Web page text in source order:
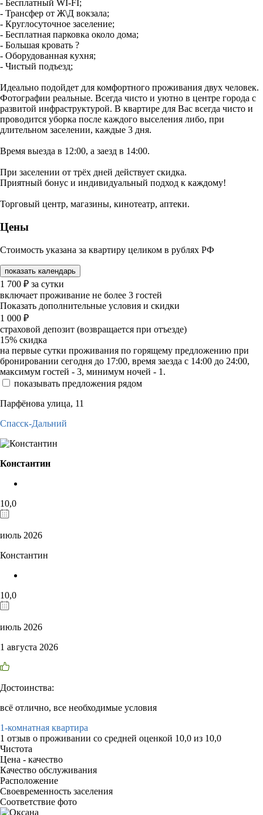
- Бесплатный WI-FI;
- Трансфер от Ж\Д вокзала;
- Круглосуточное заселение;
- Бесплатная парковка около дома;
- Большая кровать ?
- Оборудованная кухня;
- Чистый подъезд;
Идеально подойдет для комфортного проживания двух человек.
Фотографии реальные. Всегда чисто и уютно в центре города с
развитой инфраструктурой. В квартире для Вас всегда чисто и
проводится уборка после каждого выселения либо, при
длительном заселении, каждые 3 дня.
Время выезда в 12:00, а заезд в 14:00.
При заселении от трёх дней действует скидка.
Приятный бонус и индивидуальный подход к каждому!
Торговый центр, магазины, кинотеатр, аптеки.
Цены
Стоимость указана за квартиру целиком в рублях РФ
показать календарь
1 700 ₽ за сутки
включает проживание не более 3 гостей
Показать дополнительные условия и скидки
1 000 ₽
страховой депозит (возвращается при отъезде)
15% скидка
на первые сутки проживания по горящему предложению при
бронировании сегодня до 17:00, время заезда с 14:00 до 24:00,
максимум гостей - 3, минимум ночей - 1.
показывать предложения рядом
Парфёнова улица, 11
Спасск-Дальний
Константин
10,0
июль 2026
Константин
10,0
июль 2026
1 августа 2026
Достоинства:
всё отлично, все необходимые условия
1-комнатная квартира
1 отзыв о проживании со средней оценкой 10,0 из 10,0
Чистота
Цена - качество
Качество обслуживания
Расположение
Своевременность заселения
Соответствие фото